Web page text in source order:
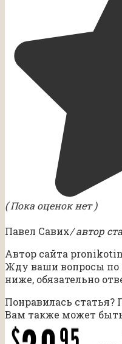
( Пока оценок нет )
Павел Савих/ автор
Автор сайта
Жду ваши вопросы по
ниже, обязательно
Понравилась статья?
Вам также может